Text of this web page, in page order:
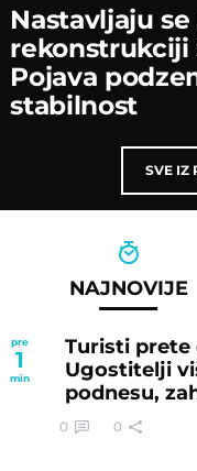
Nastavljaјu
rekonstrukciјi
Poјava
stabilnost
SVE IZ
NAJNOVIJE
pre
1
min
Turisti prete
Ugostitelji
podnesu,
0 0